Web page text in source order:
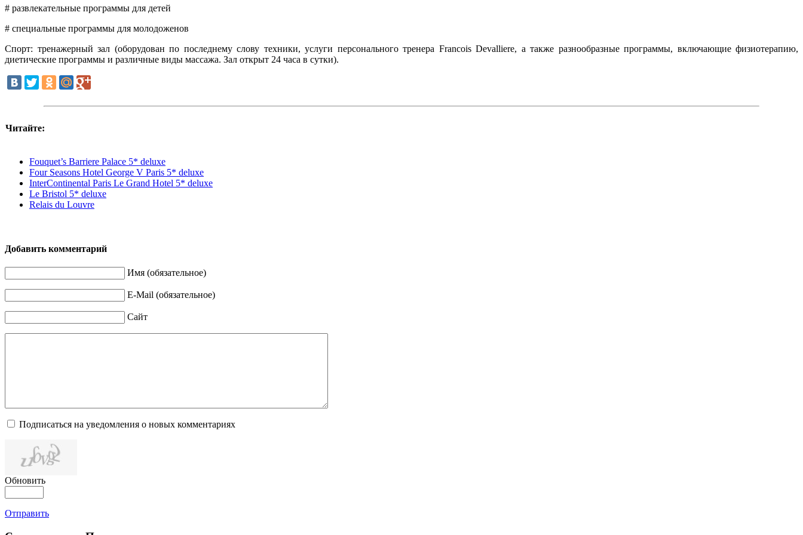
# развлекательные программы для детей
# специальные программы для молодоженов
Спорт: тренажерный зал (оборудован по последнему слову техники, услуги персонального тренера Francois Devalliere, а также разнообразные программы, включающие физиотерапию,
диетические программы и различные виды массажа. Зал открыт 24 часа в сутки).
Читайте:
Fouquet’s Barriere Palace 5* deluxe
Four Seasons Hotel George V Paris 5* deluxe
InterContinental Paris Le Grand Hotel 5* deluxe
Le Bristol 5* deluxe
Relais du Louvre
Добавить комментарий
Имя (обязательное)
E-Mail (обязательное)
Сайт
Подписаться на уведомления о новых комментариях
Обновить
Отправить